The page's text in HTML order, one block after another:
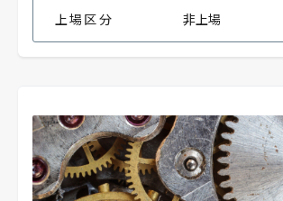
上場区分
非上場